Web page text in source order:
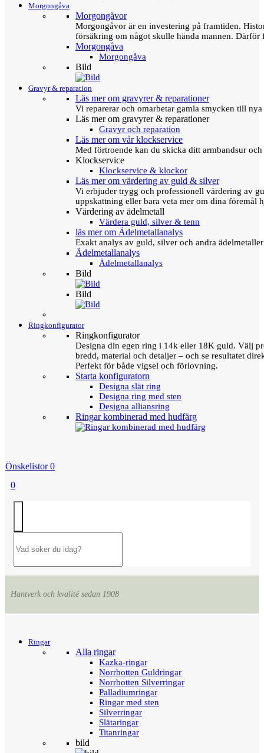
Morgongåva
Morgongåvor
Morgongåvor är en investering på framtiden.
försäkring om något skulle hända mannen.
Morgongåva
Morgongåva
Bild
Gravyr & reparation
Läs mer om gravyrer & reparationer
Vi reparerar och omarbetar gamla smycken till
Läs mer om gravyrer & reparationer
Gravyr och reparation
Läs mer om vår klockservice
Med förtroende kan du skicka ditt armbandsur
Klockservice
Klockservice & klockor
Läs mer om värdering av guld & silver
Vi erbjuder trygg och professionell värdering av
uppskattning eller bara veta mer om dina föremål
Värdering av ädelmetall
Värdera guld, silver & tenn
läs mer om Ädelmetallanalys
Exakt analys av guld, silver och andra
Ädelmetallanalys
Ädelmetallanalys
Bild
Bild
Ringkonfigurator
Ringkonfigurator
Designa din egen ring i 14k eller 18K guld. Välj
bredd, material och detaljer – och se resultatet
Perfekt för både vigsel och förlovning.
Starta konfiguratorn
Designa slät ring
Designa ring med sten
Designa alliansring
Ringar kombinerad med hudfärg
Önskelistor 0
0
Hantverk och kvalité sedan 1908
Ringar
Alla ringar
Kazka-ringar
Norrbotten Guldringar
Norrbotten Silverringar
Palladiumringar
Ringar med sten
Silverringar
Slätaringar
Titanringar
bild